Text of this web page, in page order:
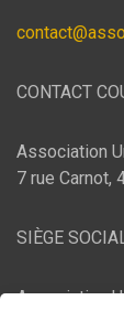
CONTACT
Association
7 rue Carnot,
SIÈGE
Association